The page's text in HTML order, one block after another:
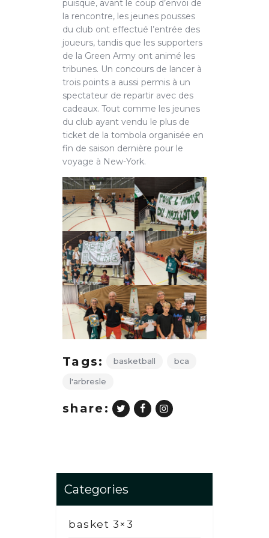
puisque, avant le coup d’envoi de
la rencontre, les jeunes pousses
du club ont effectué l’entrée des
joueurs, tandis que les supporters
de la Green Army ont animé les
tribunes. Un concours de lancer à
trois points a aussi permis à un
spectateur de repartir avec des
cadeaux. Tout comme les jeunes
du club ayant vendu le plus de
ticket de la tombola organisée en
fin de saison dernière pour le
voyage à New-York.
Tags: basketball bca
l'arbresle
share:
Categories
basket 3×3